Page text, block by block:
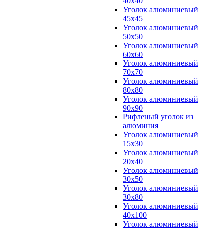
Уголок алюминиевый
45х45
Уголок алюминиевый
50х50
Уголок алюминиевый
60х60
Уголок алюминиевый
70х70
Уголок алюминиевый
80х80
Уголок алюминиевый
90х90
Рифленый уголок из
алюминия
Уголок алюминиевый
15х30
Уголок алюминиевый
20х40
Уголок алюминиевый
30х50
Уголок алюминиевый
30х80
Уголок алюминиевый
40х100
Уголок алюминиевый